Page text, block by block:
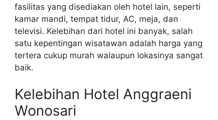
fasilitas yang disediakan oleh hotel lain, seperti
kamar mandi, tempat tidur, AC, meja, dan
televisi. Kelebihan dari hotel ini banyak, salah
satu kepentingan wisatawan adalah harga yang
tertera cukup murah walaupun lokasinya sangat
baik.
Kelebihan Hotel Anggraeni
Wonosari